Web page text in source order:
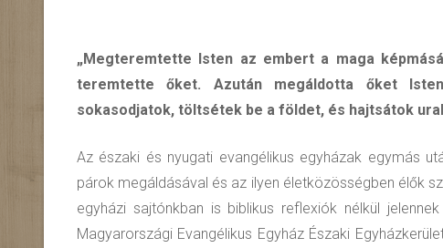
„Megteremtette Isten az embert a maga
teremtette őket. Azután megáldotta őket
sokasodjatok, töltsétek be a földet, és hajtsátok
Az északi és nyugati evangélikus egyházak egymás
párok megáldásával és az ilyen életközösségben élők
egyházi sajtónkban is biblikus reflexiók nélkül
Magyarországi Evangélikus Egyház Északi